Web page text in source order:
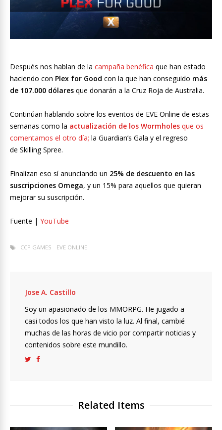
Después nos hablan de la campaña benéfica que han estado
haciendo con Plex for Good con la que han conseguido más
de 107.000 dólares que donarán a la Cruz Roja de Australia.
Continúan hablando sobre los eventos de EVE Online de estas
semanas como la actualización de los Wormholes que os
comentamos el otro día; la Guardian’s Gala y el regreso
de Skilling Spree.
Finalizan eso sí anunciando un 25% de descuento en las
suscripciones Omega, y un 15% para aquellos que quieran
mejorar su suscripción.
Fuente | YouTube
CCP GAMES EVE ONLINE
Jose A. Castillo
Soy un apasionado de los MMORPG. He jugado a
casi todos los que han visto la luz. Al final, cambié
muchas de las horas de vicio por compartir noticias y
contenidos sobre este mundillo.
Related Items